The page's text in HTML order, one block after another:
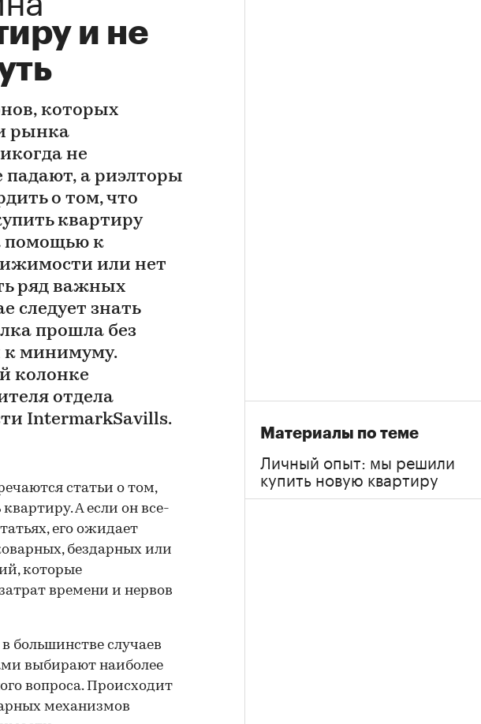
и не
которых
рынка
не
а риэлторы
о том, что
квартиру
помощью к
или нет
ряд важных
следует знать
прошла без
к минимуму.
колонке
отдела
IntermarkSavills.
статьи о том,
А если он все-
его ожидает
бездарных или
которые
времени и нервов
большинстве случаев
выбирают наиболее
вопроса. Происходит
механизмов
Материалы по теме
Личный опыт: мы решили
купить новую квартиру